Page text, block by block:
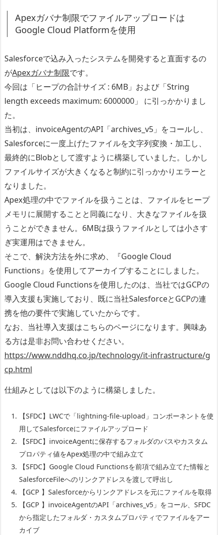
Apexガバナ制限でファイルアップロードは
Google Cloud Platformを使用
Salesforceで込み入ったシステムを開発すると直面するの
がApexガバナ制限です。
今回は「ヒープの合計サイズ : 6MB」および「String
length exceeds maximum: 6000000」 に引っかかりまし
た。
当初は、invoiceAgentのAPI「archives_v5」をコールし、
Salesforceに一度上げたファイルを文字列変換・加工し、
最終的にBlobとして渡すように構築していました。しかし
ファイルサイズが大きくなると制約に引っかかりエラーと
なりました。
Apex処理の中でファイルを扱うことは、ファイルをヒープ
メモリに展開することと同義になり、大きなファイルを扱
うことができません。6MBは扱うファイルとしては小さす
ぎ実運用はできません。
そこで、解決方法を外に求め、『Google Cloud
Functions』を使用してアーカイブすることにしました。
Google Cloud Functionsを使用したのは、当社ではGCPの
導入支援も実施しており、既に当社SalesforceとGCPの連
携を他の要件で実施していたからです。
なお、当社導入支援はこちらのページになります。興味あ
る方は是非お問い合わせください。
https://www.nddhq.co.jp/technology/it-infrastructure/g
cp.html
仕組みとしては以下のように構築しました。
【SFDC】LWCで「lightning-file-upload」コンポーネントを使
用してSalesforceにファイルアップロード
【SFDC】invoiceAgentに保存するフォルダのパスやカスタム
プロパティ値をApex処理の中で組み立て
【SFDC】Google Cloud Functionsを前項で組み立てた情報と
SalesforceFileへのリンクアドレスを渡して呼出し
【GCP 】Salesforceからリンクアドレスを元にファイルを取得
【GCP 】invoiceAgentのAPI「archives_v5」をコール、SFDC
から指定したフォルダ・カスタムプロパティでファイルをアー
カイブ